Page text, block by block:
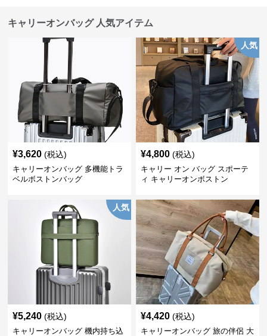
キャリーオンバッグ 人気アイテム
¥3,620 (税込)
キャリーオンバッグ 多機能トラ
ベルボストンバッグ
人気
¥4,800 (税込)
キャリー オン バッグ スポーテ
ィ キャリーオンボストン
人気
¥5,240 (税込)
キャリーオンバッグ 機内持ち込
¥4,420 (税込)
キャリーオンバッグ 旅の伴侶 大